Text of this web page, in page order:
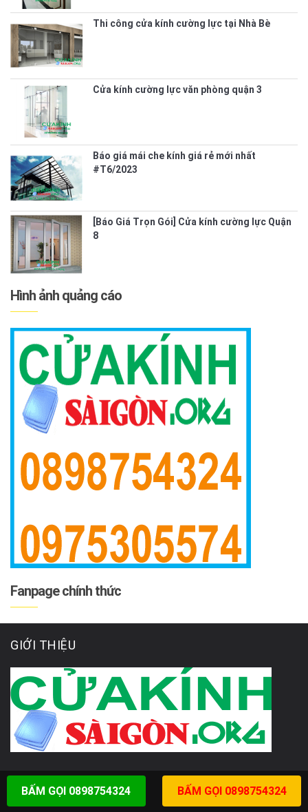
Thi công cửa kính cường lực tại Nhà Bè
Cửa kính cường lực văn phòng quận 3
Báo giá mái che kính giá rẻ mới nhất
#T6/2023
[Báo Giá Trọn Gói] Cửa kính cường lực Quận
8
Hình ảnh quảng cáo
Fanpage chính thức
GIỚI THIỆU
DANH MỤC SẢN PHẨM
BẤM GỌI 0898754324 BẤM GỌI 0898754324